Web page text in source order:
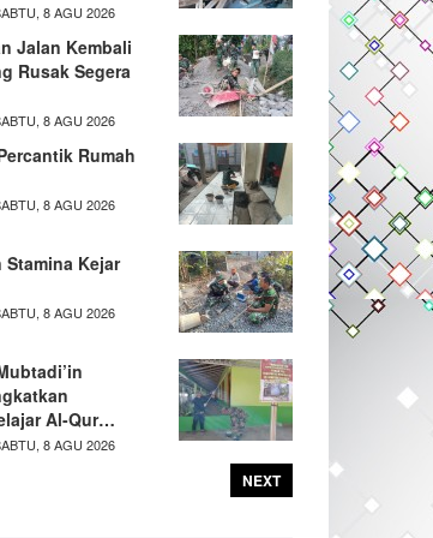
8 AGU 2026
Jalan Kembali
Rusak Segera
8 AGU 2026
Rumah
8 AGU 2026
Stamina Kejar
8 AGU 2026
Al-Qur…
8 AGU 2026
NEXT